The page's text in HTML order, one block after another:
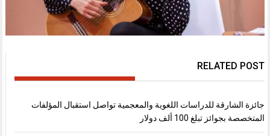
RELATED POST
جائزة الشارقة للدراسات اللغوية والمعجمية تواصل استقبال المؤلفات
المتخصصة بجوائز تبلغ 100 ألف دولار